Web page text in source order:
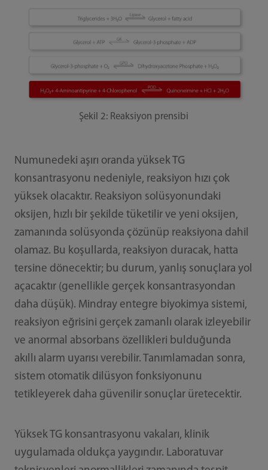
Şekil 2: Reaksiyon prensibi
Numunedeki aşırı oranda yüksek TG
konsantrasyonu nedeniyle, reaksiyon hızı çok
yüksek olacaktır. Reaksiyon solüsyonundaki
oksijen, hızlı bir şekilde tüketilir ve yeni oksijen,
zamanında solüsyonda çözünüp reaksiyona dahil
olamaz. Bu koşullarda, reaksiyon duracak, hatta
tersine dönecektir; bu durum, yanlış sonuçlara yol
açacaktır (genellikle gerçek konsantrasyondan
daha düşük). Mindray entegre biyokimya sistemi,
reaksiyon eğrisini gerçek zamanlı olarak izleyebilir
ve anormal absorbans özellikleri bulduğunda
akıllı alarm uyarısı verebilir. Tanımlamadan sonra,
sistem otomatik dilüsyon fonksiyonunu
tetikleyerek daha güvenilir sonuçlar üretecektir.
Yüksek TG konsantrasyonu vakaları, klinik
uygulamada oldukça yaygındır. Laboratuvar